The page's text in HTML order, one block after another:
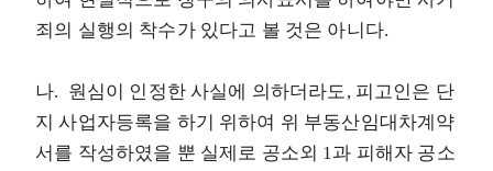
죄의 실행의 착수가 있다고 볼 것은 아니다.
나. 원심이 인정한 사실에 의하더라도, 피고인은 단
지 사업자등록을 하기 위하여 위 부동산임대차계약
서를 작성하였을 뿐 실제로 공소외 1과 피해자 공소